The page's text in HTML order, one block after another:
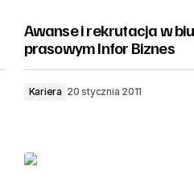
Awanse i rekrutacja w
prasowym Infor Biznes
Kariera 20 stycznia 2011